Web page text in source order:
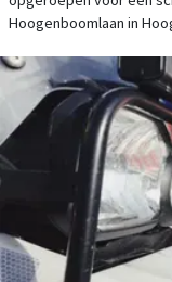
Hoogenboomlaan in